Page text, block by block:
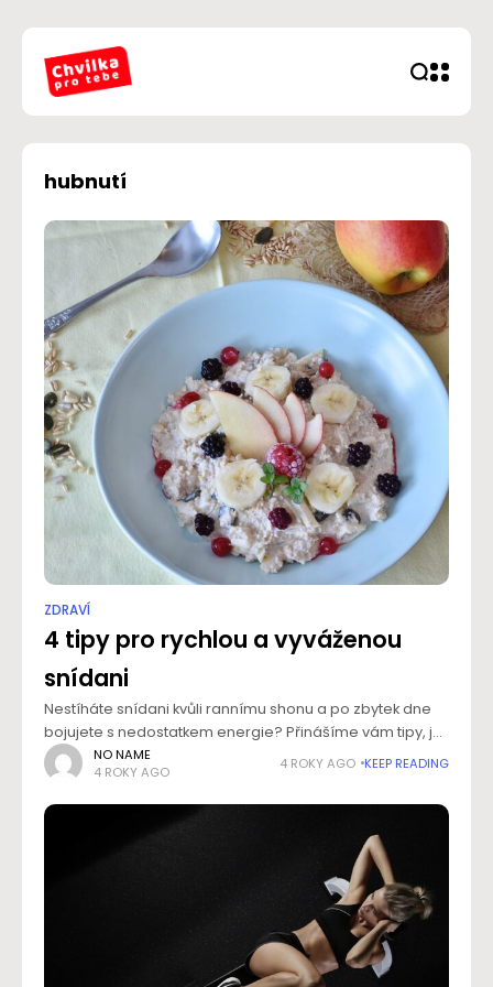
hubnutí
ZDRAVÍ
4 tipy pro rychlou a vyváženou
snídani
Nestíháte snídani kvůli rannímu shonu a po zbytek dne
bojujete s nedostatkem energie? Přinášíme vám tipy, jak
a proč začít snídat. Využijte ráno k tomu, abyste svůj den
začali nejen
NO NAME
4 ROKY AGO
4 ROKY AGO KEEP READING